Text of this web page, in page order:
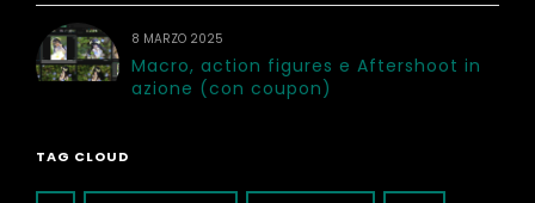
8 MARZO 2025
Macro, action figures e Aftershoot in
azione (con coupon)
TAG CLOUD